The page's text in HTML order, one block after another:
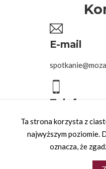
E-mail
Telefon
504 016 097
Copyright ©
Ta strona korzysta z
najwyższym poziomie.
oznacza, że